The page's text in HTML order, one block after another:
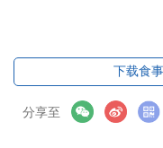
下载食
分享至